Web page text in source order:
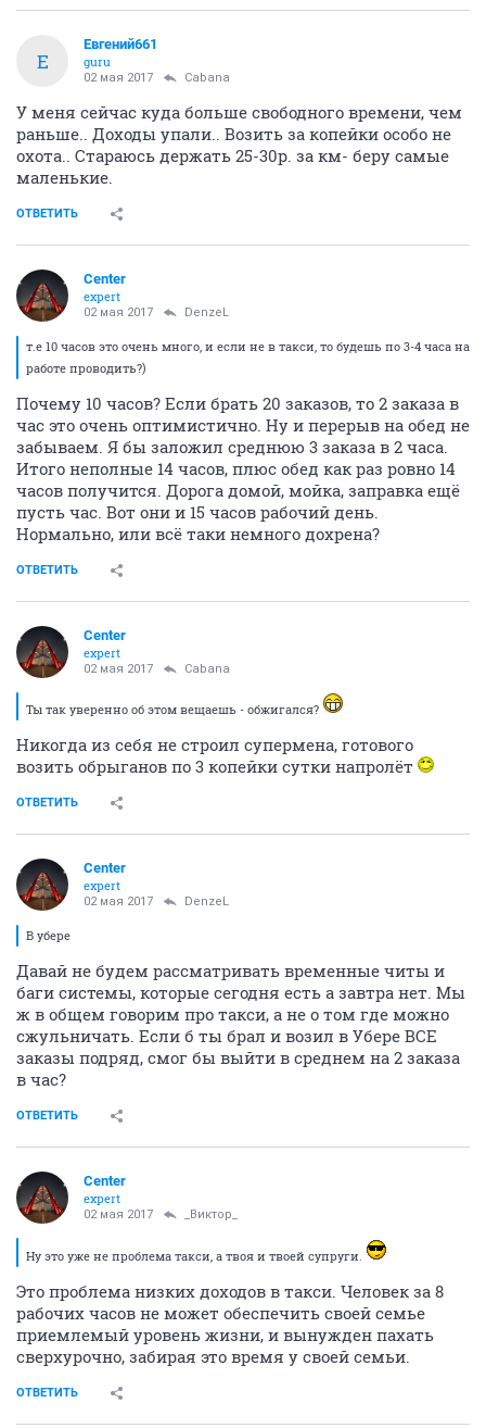
Е
Евгений661
guru
02 мая 2017 Cabana
У меня сейчас куда больше свободного времени, чем
раньше.. Доходы упали.. Возить за копейки особо не
охота.. Стараюсь держать 25-30р. за км- беру самые
маленькие.
ОТВЕТИТЬ
Center
expert
02 мая 2017 DenzeL
т.е 10 часов это очень много, и если не в такси, то будешь по 3-4 часа на
работе проводить?)
Почему 10 часов? Если брать 20 заказов, то 2 заказа в
час это очень оптимистично. Ну и перерыв на обед не
забываем. Я бы заложил среднюю 3 заказа в 2 часа.
Итого неполные 14 часов, плюс обед как раз ровно 14
часов получится. Дорога домой, мойка, заправка ещё
пусть час. Вот они и 15 часов рабочий день.
Нормально, или всё таки немного дохрена?
ОТВЕТИТЬ
Center
expert
02 мая 2017 Cabana
Ты так уверенно об этом вещаешь - обжигался?
Никогда из себя не строил супермена, готового
возить обрыганов по 3 копейки сутки напролёт
ОТВЕТИТЬ
Center
expert
02 мая 2017 DenzeL
В убере
Давай не будем рассматривать временные читы и
баги системы, которые сегодня есть а завтра нет. Мы
ж в общем говорим про такси, а не о том где можно
сжульничать. Если б ты брал и возил в Убере ВСЕ
заказы подряд, смог бы выйти в среднем на 2 заказа
в час?
ОТВЕТИТЬ
Center
expert
02 мая 2017 _Виктор_
Ну это уже не проблема такси, а твоя и твоей супруги.
Это проблема низких доходов в такси. Человек за 8
рабочих часов не может обеспечить своей семье
приемлемый уровень жизни, и вынужден пахать
сверхурочно, забирая это время у своей семьи.
ОТВЕТИТЬ